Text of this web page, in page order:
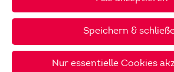
ZWS Holstein:
Vererber bestätigen
Speichern &
Nur essentielle Cookies